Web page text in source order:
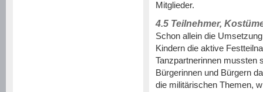
Mitglieder.
4.5 Teilnehmer,
Schon allein die
Kindern die aktive
Tanzpartnerinnen mussten
Bürgerinnen und Bürgern
die militärischen Themen,